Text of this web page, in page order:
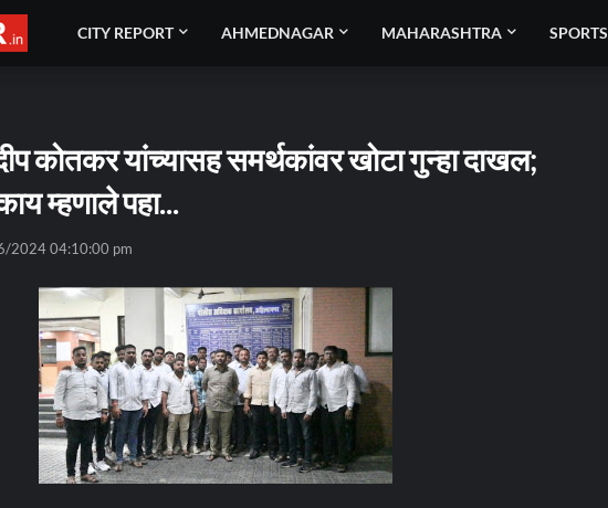
CITY REPORT AHMEDNAGAR MAHARASHTRA SPORTS
कोतकर यांच्यासह समर्थकांवर खोटा गुन्हा दाखल;
म्हणाले पहा...
2024 04:10:00 pm